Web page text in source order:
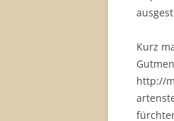
Kurz
http://